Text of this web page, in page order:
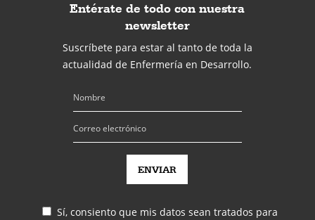
Entérate de todo con nuestra
newsletter
Suscríbete para estar al tanto de toda la
actualidad de Enfermería en Desarrollo.
Sí, consiento que mis datos sean tratados para